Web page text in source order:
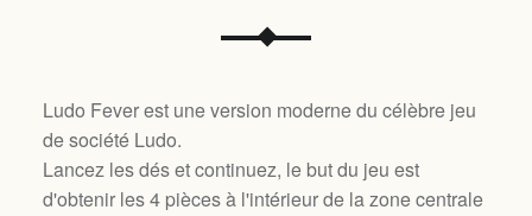
Ludo Fever est une version moderne du célèbre jeu
de société Ludo.
Lancez les dés et continuez, le but du jeu est
d'obtenir les 4 pièces à l'intérieur de la zone centrale